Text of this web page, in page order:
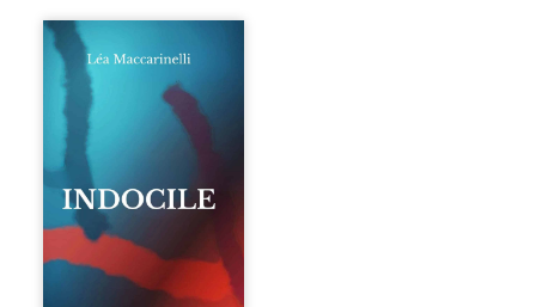
Quatre parties.
Quatre refus.
Quatre visages
d’une existence en
friction. Entre les
silences qu’on ne
déchiffre pas, les
amours qu’on
dérange, les corps
qu’on administre
et les liens qu’on
sabote, cet
ouvrage parle à